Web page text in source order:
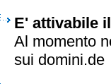
E' attivabile
Al momento
sui domini.de